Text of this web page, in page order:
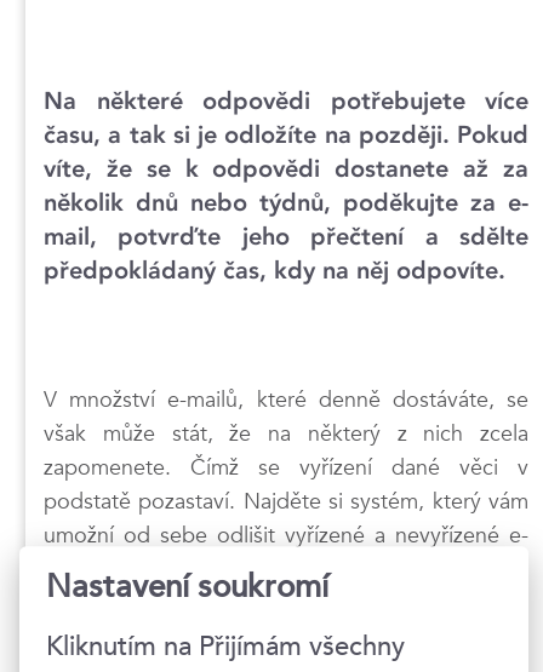
Na některé odpovědi potřebujete více
času, a tak si je odložíte na později. Pokud
víte, že se k odpovědi dostanete až za
několik dnů nebo týdnů, poděkujte za e-
mail, potvrďte jeho přečtení a sdělte
předpokládaný čas, kdy na něj odpovíte.
V množství e-mailů, které denně dostáváte, se
však může stát, že na některý z nich zcela
zapomenete. Čímž se vyřízení dané věci v
podstatě pozastaví. Najděte si systém, který vám
umožní od sebe odlišit vyřízené a nevyřízené e-
maily. Můžete používat štítky různých barev nebo
cokoliv jiného.
Nastavení soukromí
Kliknutím na Přijímám všechny